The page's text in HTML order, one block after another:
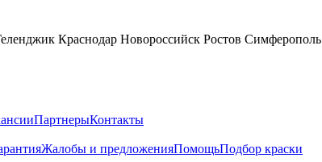
Краснодар Новороссийск Ростов Симферополь
ПартнерыКонтакты
Жалобы и предложенияПомощьПодбор краски